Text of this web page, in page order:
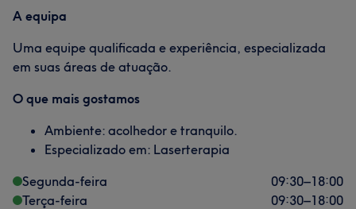
A equipa
Uma equipe qualificada e experiência, especializada
em suas áreas de atuação.
O que mais gostamos
Ambiente: acolhedor e tranquilo.
Especializado em: Laserterapia
Segunda-feira
09:30–18:00
Terça-feira
09:30–18:00